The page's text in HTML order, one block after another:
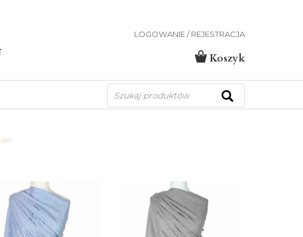
LOGOWANIE / REJESTRACJA
Koszyk
Wyszukiwarka
produktów